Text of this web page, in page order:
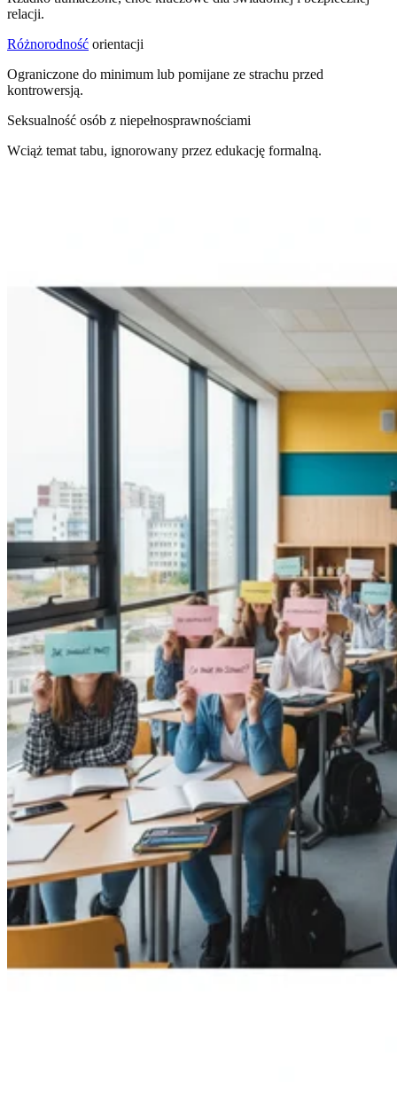
relacji.
Różnorodność orientacji
Ograniczone do minimum lub pomijane ze strachu przed
kontrowersją.
Seksualność osób z niepełnosprawnościami
Wciąż temat tabu, ignorowany przez edukację formalną.